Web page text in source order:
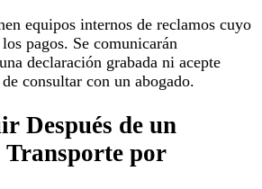
equipos internos de reclamos cuyo
pagos. Se comunicarán
declaración grabada ni acepte
consultar con un abogado.
Después de un
Transporte por